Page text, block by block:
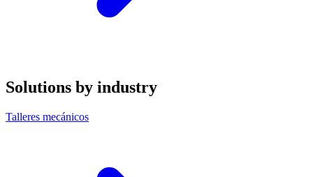
Solutions by industry
Talleres mecánicos